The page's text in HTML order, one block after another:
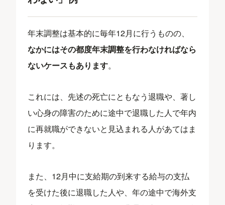
年末調整は基本的に毎年12月に行うものの、
なかにはその都度年末調整を行わなければなら
ないケースもあります。
これには、先述の死亡にともなう退職や、著し
い心身の障害のために途中で退職した人で年内
に再就職ができないと見込まれる人があてはま
ります。
また、12月中に支給期の到来する給与の支払
を受けた後に退職した人や、年の途中で海外支